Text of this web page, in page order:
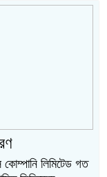
কোম্পানি লিমিটেড গত